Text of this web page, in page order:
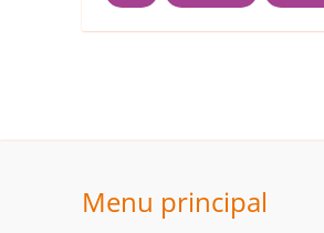
Menu principal